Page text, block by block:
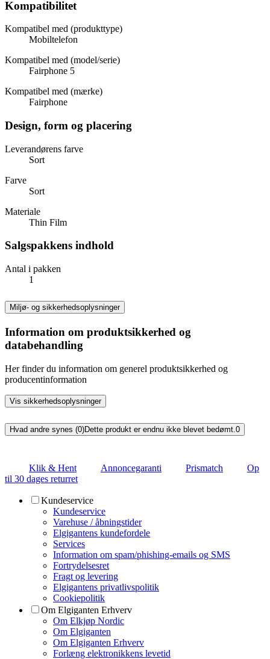
Kompatibilitet
Kompatibel med (produkttype)
Mobiltelefon
Kompatibel med (model/serie)
Fairphone 5
Kompatibel med (mærke)
Fairphone
Design, form og placering
Leverandørens farve
Sort
Farve
Sort
Materiale
Thin Film
Salgspakkens indhold
Antal i pakken
1
Miljø- og sikkerhedsoplysninger
Information om produktsikkerhed og
databehandling
Her finder du information om generel produktsikkerhed og
producentinformation
Vis sikkerhedsoplysninger
Hvad andre synes (0)Dette produkt er endnu ikke blevet bedømt. 0
Klik & Hent Annoncegaranti Prismatch
Op
til 30 dages returret
Kundeservice
Kundeservice
Varehuse / åbningstider
Elgigantens kundefordele
Services
Information om spam/phishing-emails og SMS
Fortrydelsesret
Fragt og levering
Elgigantens privatlivspolitik
Cookiepolitik
Om Elgiganten Erhverv
Om Elkjøp Nordic
Om Elgiganten
Om Elgiganten Erhverv
Forlæng elektronikkens levetid